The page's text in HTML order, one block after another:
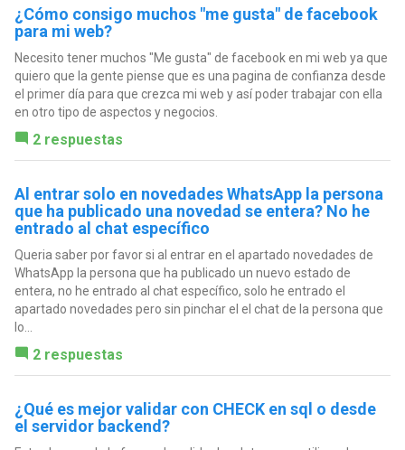
¿Cómo consigo muchos "me gusta" de facebook
para mi web?
Necesito tener muchos "Me gusta" de facebook en mi web ya que
quiero que la gente piense que es una pagina de confianza desde
el primer día para que crezca mi web y así poder trabajar con ella
en otro tipo de aspectos y negocios.
2 respuestas
Al entrar solo en novedades WhatsApp la persona
que ha publicado una novedad se entera? No he
entrado al chat específico
Queria saber por favor si al entrar en el apartado novedades de
WhatsApp la persona que ha publicado un nuevo estado de
entera, no he entrado al chat específico, solo he entrado el
apartado novedades pero sin pinchar el el chat de la persona que
lo...
2 respuestas
¿Qué es mejor validar con CHECK en sql o desde
el servidor backend?